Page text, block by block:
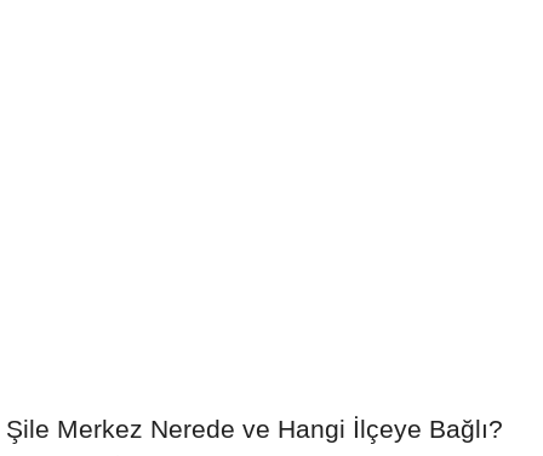
Şile Merkez Nerede ve Hangi İlçeye Bağlı?